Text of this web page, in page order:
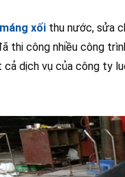
xối thu nước, sửa
thi công nhiều công
cả dịch vụ của công ty